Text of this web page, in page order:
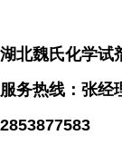
湖北魏氏化学试
服务热线：张经
2853877583